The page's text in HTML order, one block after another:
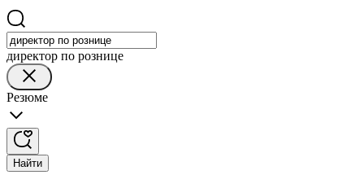
директор по рознице
Резюме
Найти